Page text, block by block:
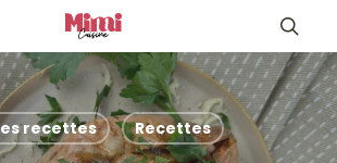
recettes Recettes